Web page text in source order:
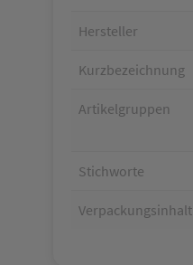
Hersteller
Kurzbezeichnung
Artikelgruppen
Stichworte
Verpackungsinhalt